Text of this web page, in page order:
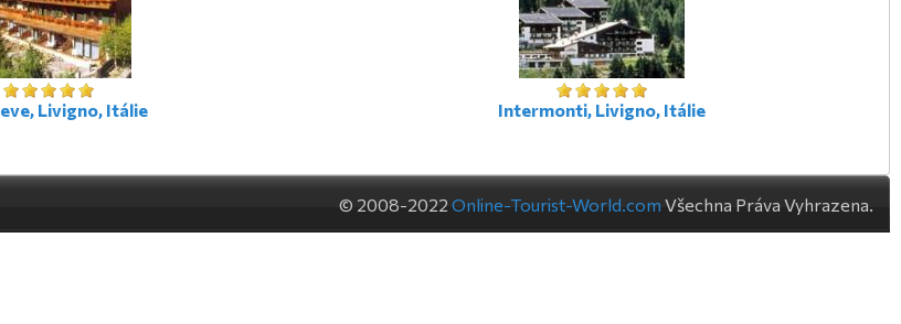
Livigno, Itálie Intermonti, Livigno, Itálie
© 2008-2022 Online-Tourist-World.com Všechna Práva Vyhrazena.